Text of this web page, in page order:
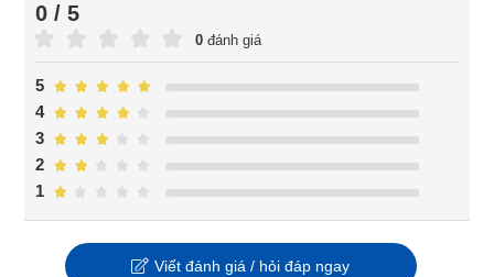
0 / 5
0 đánh giá
1
2
3
4
5
Viết đánh giá / hỏi đáp ngay